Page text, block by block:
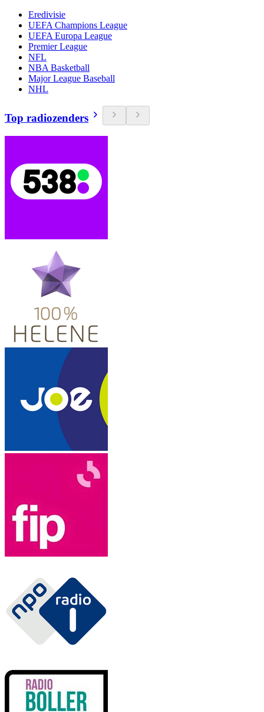
Eredivisie
UEFA Champions League
UEFA Europa League
Premier League
NFL
NBA Basketball
Major League Baseball
NHL
Top radiozenders